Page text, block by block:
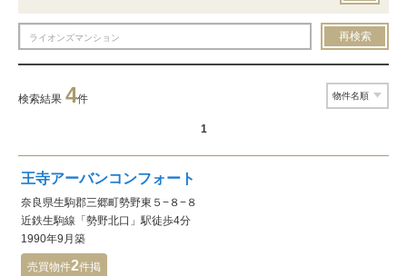
再検索
検索結果 4件
1
王寺アーバンコンフォート
奈良県生駒郡三郷町勢野東５−８−８
近鉄生駒線 「勢野北口」駅徒歩4分
1990年9月 築
売買物件2件掲